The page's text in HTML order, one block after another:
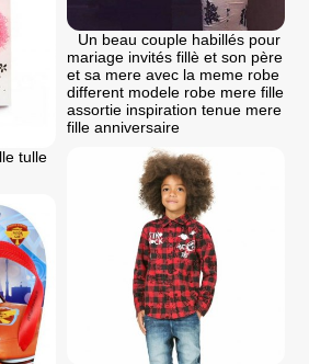
Un beau couple habillés pour
mariage invités fillè et son père
et sa mere avec la meme robe
different modele robe mere fille
assortie inspiration tenue mere
fille anniversaire
tulle